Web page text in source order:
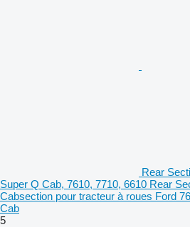
Rear
Super Q Cab, 7610, 7710, 6610 Rear
Cabsection pour tracteur à roues Ford
Cab
5